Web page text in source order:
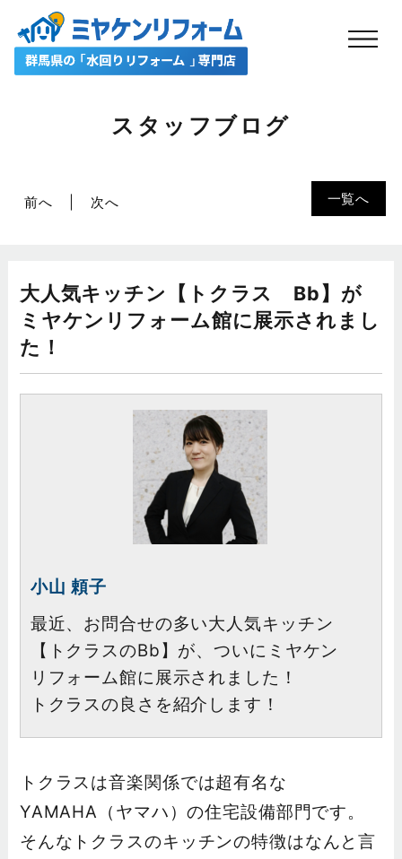
スタッフブログ
一覧へ
前へ 次へ
大人気キッチン【トクラス Bb】が
ミヤケンリフォーム館に展示されまし
た！
小山 頼子
最近、お問合せの多い大人気キッチン
【トクラスのBb】が、ついにミヤケン
リフォーム館に展示されました！
トクラスの良さを紹介します！
トクラスは音楽関係では超有名な
YAMAHA（ヤマハ）の住宅設備部門です。
そんなトクラスのキッチンの特徴はなんと言